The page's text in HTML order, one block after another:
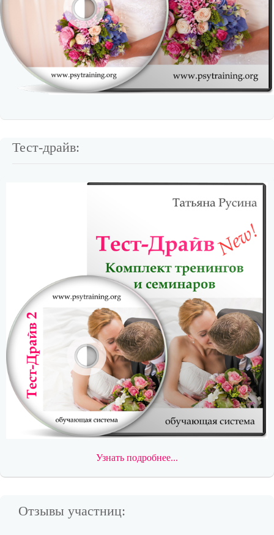
Тест-драйв:
Узнать подробнее...
Отзывы участниц: